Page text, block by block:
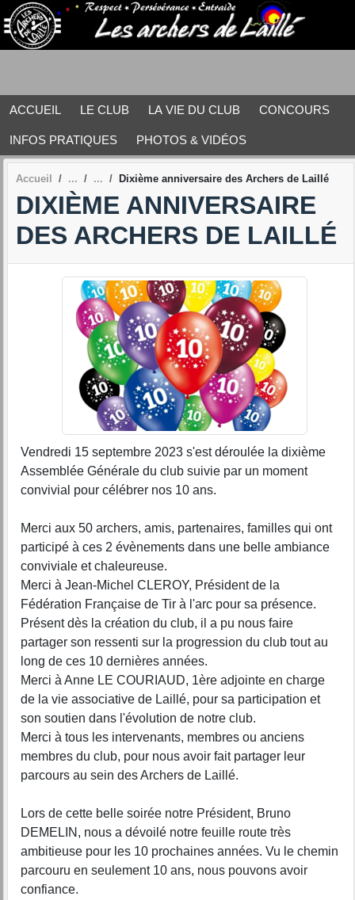
ACCUEIL LE CLUB LA VIE DU CLUB CONCOURS
INFOS PRATIQUES PHOTOS & VIDÉOS
Accueil Dixième anniversaire des Archers de Laillé
DIXIÈME ANNIVERSAIRE
DES ARCHERS DE LAILLÉ
Vendredi 15 septembre 2023 s'est déroulée la dixième
Assemblée Générale du club suivie par un moment
convivial pour célébrer nos 10 ans.
Merci aux 50 archers, amis, partenaires, familles qui ont
participé à ces 2 évènements dans une belle ambiance
conviviale et chaleureuse.
Merci à Jean-Michel CLEROY, Président de la
Fédération Française de Tir à l'arc pour sa présence.
Présent dès la création du club, il a pu nous faire
partager son ressenti sur la progression du club tout au
long de ces 10 dernières années.
Merci à Anne LE COURIAUD, 1ère adjointe en charge
de la vie associative de Laillé, pour sa participation et
son soutien dans l'évolution de notre club.
Merci à tous les intervenants, membres ou anciens
membres du club, pour nous avoir fait partager leur
parcours au sein des Archers de Laillé.
Lors de cette belle soirée notre Président, Bruno
DEMELIN, nous a dévoilé notre feuille route très
ambitieuse pour les 10 prochaines années. Vu le chemin
parcouru en seulement 10 ans, nous pouvons avoir
confiance.
Panneau de gestion des cookies